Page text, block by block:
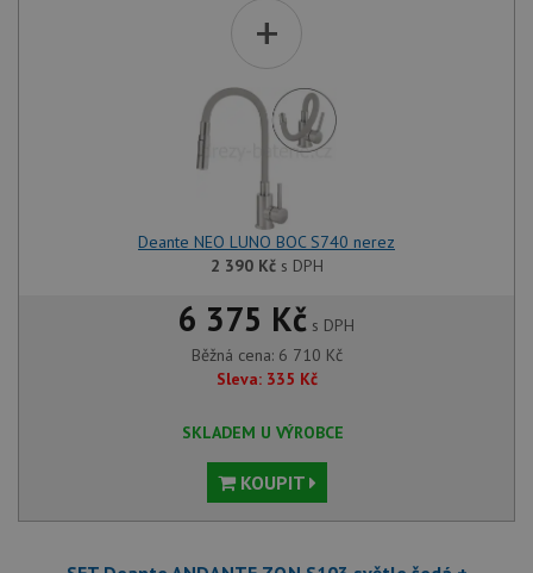
+
Deante NEO LUNO BOC S740 nerez
2 390 Kčs DPH
6 375 Kč s DPH
Běžná cena: 6 710 Kč
Sleva: 335 Kč
SKLADEM U VÝROBCE
KOUPIT